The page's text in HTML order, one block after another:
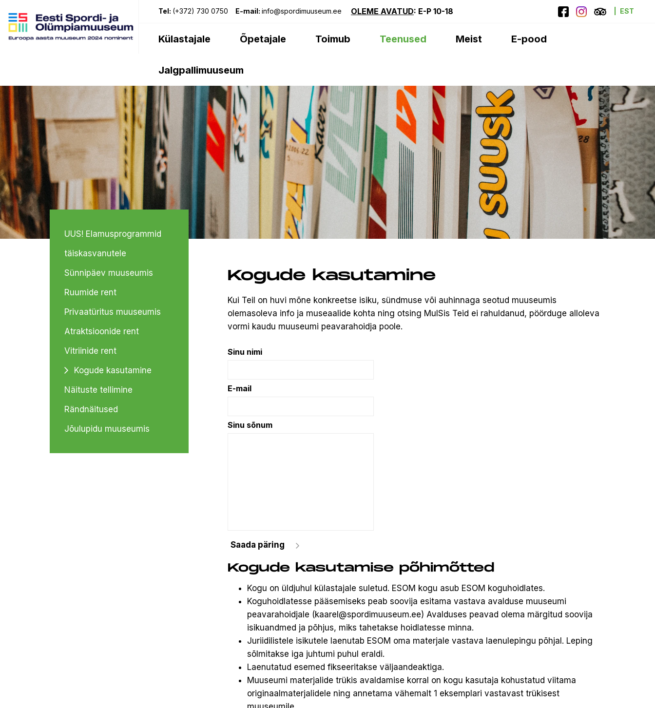
Tel: (+372) 730 0750 E-mail: info@spordimuuseum.ee OLEME AVATUD: E-P 10-18 EST
Külastajale Õpetajale Toimub Teenused Meist E-pood
Jalgpallimuuseum
UUS! Elamusprogrammid
täiskasvanutele
Sünnipäev muuseumis
Ruumide rent
Privaatüritus muuseumis
Atraktsioonide rent
Vitriinide rent
Kogude kasutamine
Näituste tellimine
Rändnäitused
Jõulupidu muuseumis
Kogude kasutamine
Kui Teil on huvi mõne konkreetse isiku, sündmuse või auhinnaga seotud muuseumis
olemasoleva info ja museaalide kohta ning otsing MuISis Teid ei rahuldanud, pöörduge alloleva
vormi kaudu muuseumi peavarahoidja poole.
Sinu nimi
E-mail
Sinu sõnum
Kogude kasutamise põhimõtted
Kogu on üldjuhul külastajale suletud. ESOM kogu asub ESOM koguhoidlates.
Koguhoidlatesse pääsemiseks peab soovija esitama vastava avalduse muuseumi
peavarahoidjale (kaarel@spordimuuseum.ee) Avalduses peavad olema märgitud soovija
isikuandmed ja põhjus, miks tahetakse hoidlatesse minna.
Juriidilistele isikutele laenutab ESOM oma materjale vastava laenulepingu põhjal. Leping
sõlmitakse iga juhtumi puhul eraldi.
Laenutatud esemed fikseeritakse väljaandeaktiga.
Muuseumi materjalide trükis avaldamise korral on kogu kasutaja kohustatud viitama
originaalmaterjalidele ning annetama vähemalt 1 eksemplari vastavast trükisest